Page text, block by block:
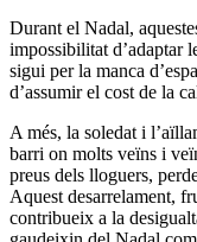
Durant el Nadal,
impossibilitat d’adaptar
sigui per la manca
d’assumir el cost de la
A més, la soledat i
barri on molts veïns i
preus dels lloguers,
Aquest desarrelament,
contribueix a la